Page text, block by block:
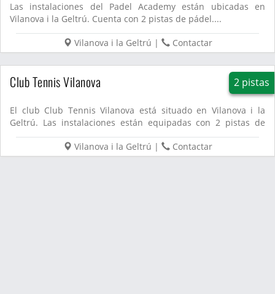
Las instalaciones del Padel Academy están ubicadas en
Vilanova i la Geltrú. Cuenta con 2 pistas de pádel....
Vilanova i la Geltrú | Contactar
Club Tennis Vilanova 2 pistas
El club Club Tennis Vilanova está situado en Vilanova i la
Geltrú. Las instalaciones están equipadas con 2 pistas de
páde...
Vilanova i la Geltrú | Contactar